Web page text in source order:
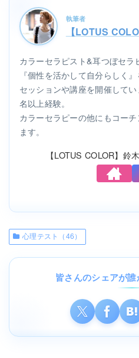
執筆者
【LOTUS
カラーセラピスト&耳つぼセラ
『個性を活かして自分らしく
セッションや講座を開催して
名以上経験。
カラーセラピーの他にもコー
ます。
【LOTUS COLOR】鈴
心理テスト（46）
皆さんのシェアが